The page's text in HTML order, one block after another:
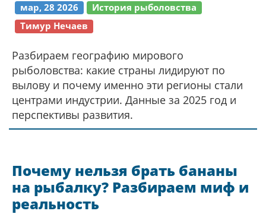
мар, 28 2026
История рыболовства
Тимур Нечаев
Разбираем географию мирового
рыболовства: какие страны лидируют по
вылову и почему именно эти регионы стали
центрами индустрии. Данные за 2025 год и
перспективы развития.
Почему нельзя брать бананы
на рыбалку? Разбираем миф и
реальность